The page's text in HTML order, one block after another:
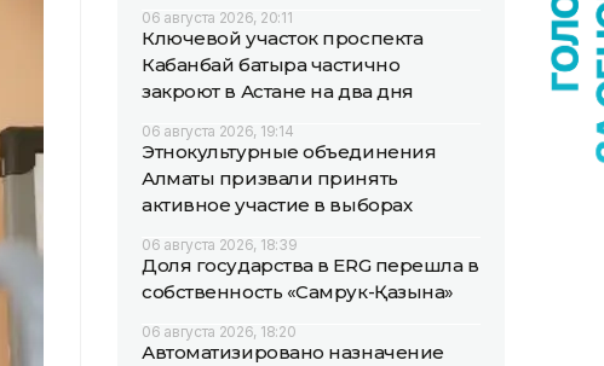
06 августа 2026, 20:11
Ключевой участок проспекта
Кабанбай батыра частично
закроют в Астане на два дня
06 августа 2026, 19:14
Этнокультурные объединения
Алматы призвали принять
активное участие в выборах
06 августа 2026, 18:39
Доля государства в ERG перешла в
собственность «Самрук-Қазына»
06 августа 2026, 18:20
Автоматизировано назначение